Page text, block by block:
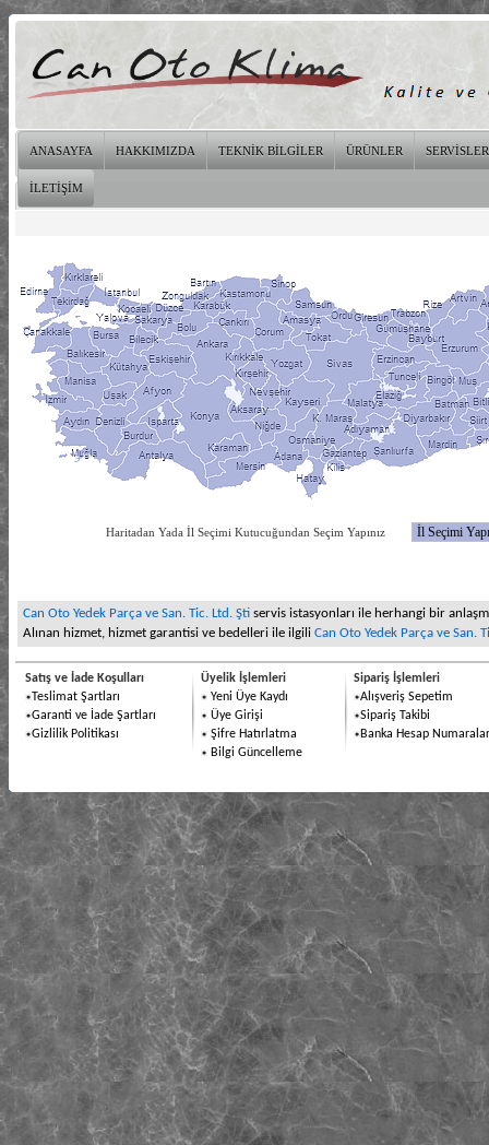
ANASAYFA HAKKIMIZDA TEKNİK BİLGİLER ÜRÜNLER SERVİSLER
İLETİŞİM
Haritadan Yada İl Seçimi Kutucuğundan Seçim Yapınız
Can Oto Yedek Parça ve San. Tic. Ltd. Ştiservis istasyonları ile herhangi bir
Alınan hizmet, hizmet garantisi ve bedelleri ile ilgili Can Oto Yedek Parça ve San.
Satış ve İade Koşulları
Teslimat Şartları
Garanti ve İade Şartları
Gizlilik Politikası
Üyelik İşlemleri
Yeni Üye Kaydı
Üye Girişi
Şifre Hatırlatma
Bilgi Güncelleme
Sipariş İşlemleri
Alışveriş Sepetim
Sipariş Takibi
Banka Hesap